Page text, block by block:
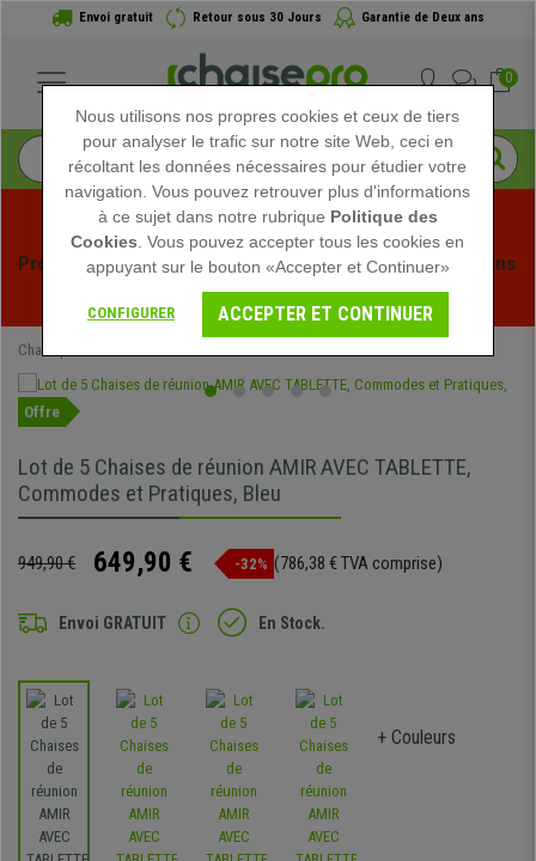
Envoi gratuit Retour sous 30 Jours Garantie de Deux ans
0
Profitez des soldes d'été chez Chaisepro ! Des réductions
exclusives pour une durée limitée - Voir l'offre
Chaisepro
Offre
Lot de 5 Chaises de réunion AMIR AVEC TABLETTE,
Commodes et Pratiques, Bleu
949,90 € 649,90 € -32% (786,38 € TVA comprise)
Envoi GRATUIT En Stock.
+ Couleurs
Nous utilisons nos propres cookies et ceux de tiers
pour analyser le trafic sur notre site Web, ceci en
récoltant les données nécessaires pour étudier votre
navigation. Vous pouvez retrouver plus d'informations
à ce sujet dans notre rubrique Politique des
Cookies . Vous pouvez accepter tous les cookies en
appuyant sur le bouton «Accepter et Continuer»
CONFIGURER ACCEPTER ET CONTINUER